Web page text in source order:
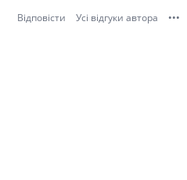
Відповісти Усі відгуки автора •••